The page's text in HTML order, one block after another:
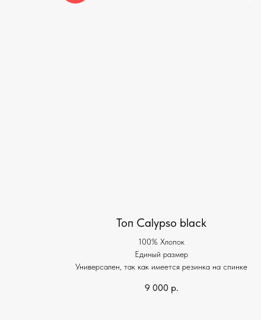
Топ Calypso black
100% Хлопок
Единый размер
Универсален, так как имеется резинка на спинке
9 000 р.